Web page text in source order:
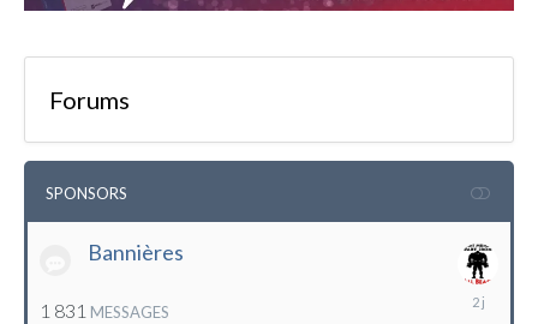
Forums
SPONSORS
Bannières
1 831 MESSAGES
lundi